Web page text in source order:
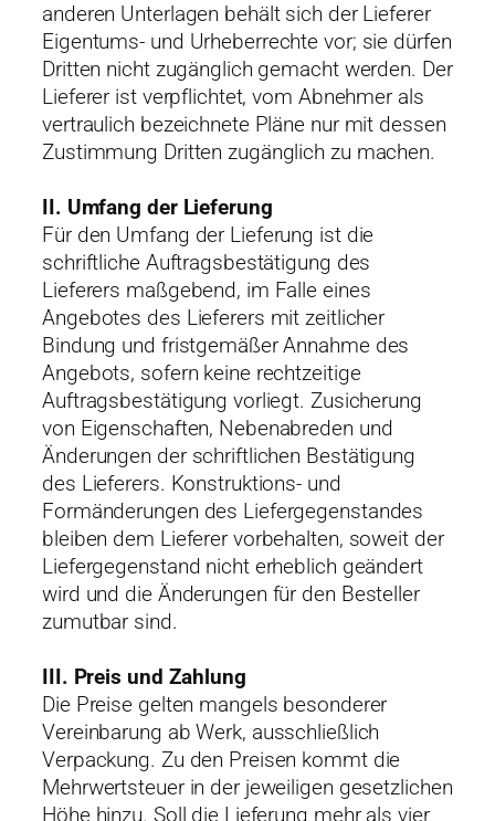
anderen Unterlagen behält sich der Lieferer
Eigentums- und Urheberrechte vor; sie dürfen
Dritten nicht zugänglich gemacht werden. Der
Lieferer ist verpflichtet, vom Abnehmer als
vertraulich bezeichnete Pläne nur mit dessen
Zustimmung Dritten zugänglich zu machen.
II. Umfang der Lieferung
Für den Umfang der Lieferung ist die
schriftliche Auftragsbestätigung des
Lieferers maßgebend, im Falle eines
Angebotes des Lieferers mit zeitlicher
Bindung und fristgemäßer Annahme des
Angebots, sofern keine rechtzeitige
Auftragsbestätigung vorliegt. Zusicherung
von Eigenschaften, Nebenabreden und
Änderungen der schriftlichen Bestätigung
des Lieferers. Konstruktions- und
Formänderungen des Liefergegenstandes
bleiben dem Lieferer vorbehalten, soweit der
Liefergegenstand nicht erheblich geändert
wird und die Änderungen für den Besteller
zumutbar sind.
III. Preis und Zahlung
Die Preise gelten mangels besonderer
Vereinbarung ab Werk, ausschließlich
Verpackung. Zu den Preisen kommt die
Mehrwertsteuer in der jeweiligen gesetzlichen
Höhe hinzu. Soll die Lieferung mehr als vier